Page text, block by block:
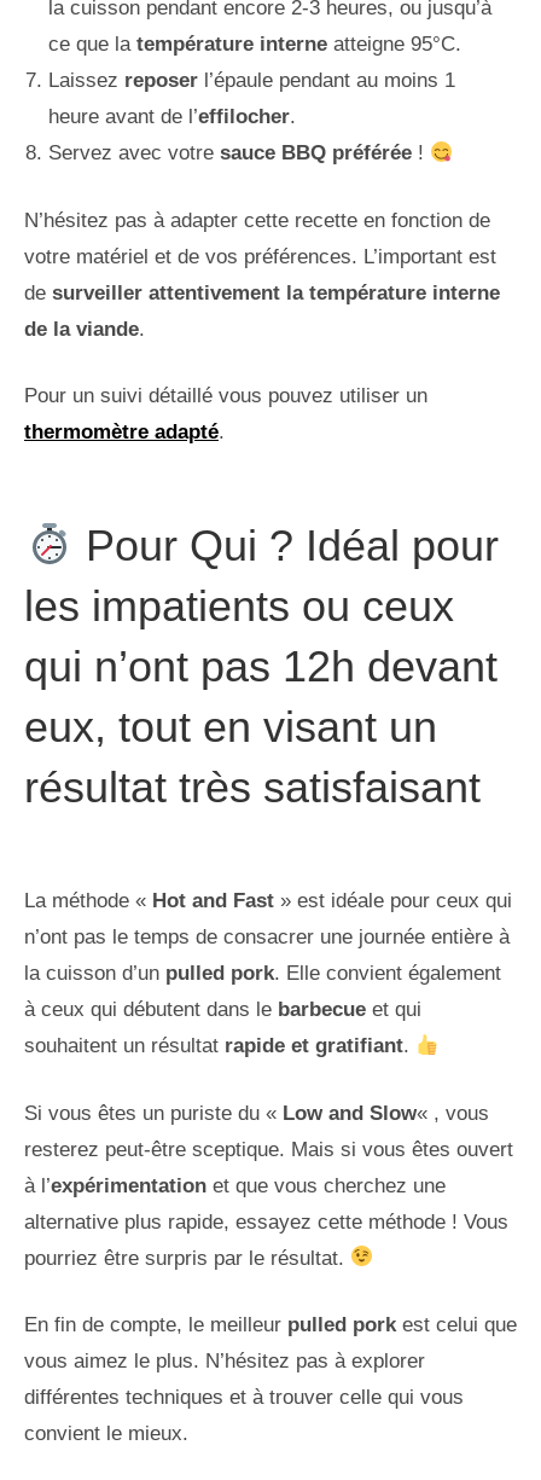
la cuisson pendant encore 2-3 heures, ou jusqu’à
ce que la température interne atteigne 95°C.
Laissez reposer l’épaule pendant au moins 1
heure avant de l’effilocher.
Servez avec votre sauce BBQ préférée !
N’hésitez pas à adapter cette recette en fonction de
votre matériel et de vos préférences. L’important est
de surveiller attentivement la température interne
de la viande.
Pour un suivi détaillé vous pouvez utiliser un
thermomètre adapté.
Pour Qui ? Idéal pour
les impatients ou ceux
qui n’ont pas 12h devant
eux, tout en visant un
résultat très satisfaisant
La méthode « Hot and Fast » est idéale pour ceux qui
n’ont pas le temps de consacrer une journée entière à
la cuisson d’un pulled pork. Elle convient également
à ceux qui débutent dans le barbecue et qui
souhaitent un résultat rapide et gratifiant.
Si vous êtes un puriste du « Low and Slow« , vous
resterez peut-être sceptique. Mais si vous êtes ouvert
à l’expérimentation et que vous cherchez une
alternative plus rapide, essayez cette méthode ! Vous
pourriez être surpris par le résultat.
En fin de compte, le meilleur pulled porkest celui que
vous aimez le plus. N’hésitez pas à explorer
différentes techniques et à trouver celle qui vous
convient le mieux.